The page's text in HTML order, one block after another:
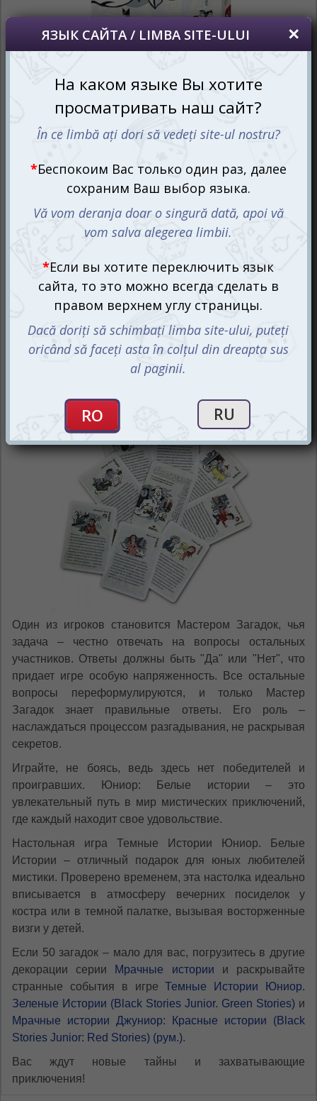
оказываясь там наяву. Играйте в настольную игру
Темные Истории Юниор. Белые Истории (Black Stories
Junior. White Stories) и переживайте мистические
приключения, не покидая своего уюта.
Погружайтесь в мир загадок с новым выпуском игры
для компании, который специально создан для юных
детективов. Игра расскажет вам 50 таинственных
историй, связанных с потусторонними силами. Вам
предстоит разгадать тайны привидений, призраков,
карточках. Вы будете расследовать, анализировать и
отгадывать увлекательные истории. Некоторые
кажутся простыми, но другие потребуют вашего
минуты, а порой и часы в поиске ответов на
мистические загадки.
Один из игроков становится Мастером Загадок, чья
задача – честно отвечать на вопросы остальных
участников. Ответы должны быть "Да" или "Нет", что
придает игре особую напряженность. Все остальные
вопросы переформулируются, и только Мастер
Загадок знает правильные ответы. Его роль –
наслаждаться процессом разгадывания, не раскрывая
секретов.
Играйте, не боясь, ведь здесь нет победителей и
проигравших. Юниор: Белые истории – это
увлекательный путь в мир мистических приключений,
где каждый находит свое удовольствие.
Настольная игра Темные Истории Юниор. Белые
Истории – отличный подарок для юных любителей
мистики. Проверено временем, эта настолка идеально
вписывается в атмосферу вечерних посиделок у
костра или в темной палатке, вызывая восторженные
визги у детей.
Если 50 загадок – мало для вас, погрузитесь в другие
декорации серии Мрачные истории и раскрывайте
странные события в игреТемные Истории Юниор.
Зеленые Истории (Black Stories Junior. Green Stories) и
Мрачные истории Джуниор: Красные истории (Black
Stories Junior: Red Stories) (рум.).
Вас ждут новые тайны и захватывающие
приключения!